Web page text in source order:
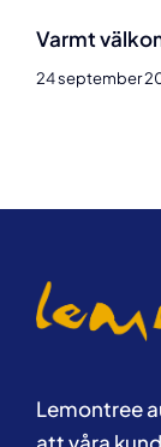
Varmt
24 september
Lemontree